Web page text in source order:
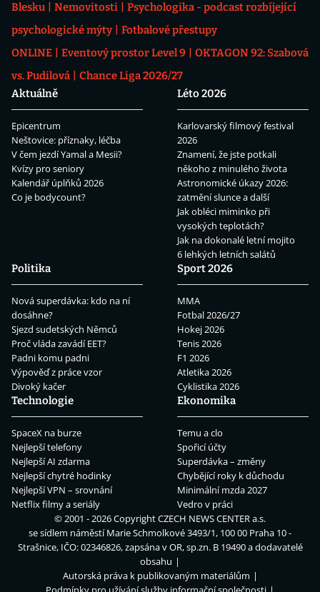
Blesku
Nemovitosti
Psychologika - podcast rozbíjející
psychologické mýty
Fotbalové přestupy
ONLINE
Eventový prostor Level 9
OKTAGON 92: Szabová
vs. Pudilová
Chance Liga 2026/27
Aktuálně
Epicentrum
Neštovice: příznaky, léčba
V čem jezdí Yamal a Mesii?
Kvízy pro seniory
Kalendář úplňků 2026
Co je bodycount?
Léto 2026
Karlovarský filmový festival
2026
Znamení, že jste potkali
někoho z minulého života
Astronomické úkazy 2026:
zatmění slunce a další
Jak obléci miminko při
vysokých teplotách?
Jak na dokonalé letní mojito
6 lehkých letních salátů
Politika
Nová superdávka: kdo na ní
dosáhne?
Sjezd sudetských Němců
Proč vláda zavádí EET?
Padni komu padni
Výpověď z práce vzor
Divoký kačer
Sport 2026
MMA
Fotbal 2026/27
Hokej 2026
Tenis 2026
F1 2026
Atletika 2026
Cyklistika 2026
Technologie
SpaceX na burze
Nejlepší telefony
Nejlepší AI zdarma
Nejlepší chytré hodinky
Nejlepší VPN – srovnání
Netflix filmy a seriály
Ekonomika
Temu a clo
Spořicí účty
Superdávka – změny
Chybějící roky k důchodu
Minimální mzda 2027
Vedro v práci
© 2001 - 2026 CopyrightCZECH NEWS CENTER a.s.
se sídlem náměstí Marie Schmolkové 3493/1, 100 00 Praha 10 -
Strašnice, IČO: 02346826, zapsána v OR, sp.zn. B 19490 a dodavatelé
obsahu
Autorská práva k publikovaným materiálům